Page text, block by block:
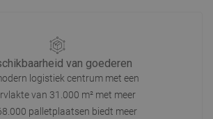
van goederen
logistiek centrum met een
van 31.000 m² met meer
palletplaatsen biedt meer